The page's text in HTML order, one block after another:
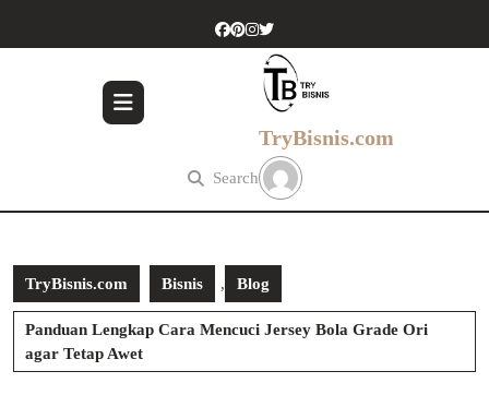
TryBisnis.com
Search
TryBisnis.com Bisnis , Blog
Panduan Lengkap Cara Mencuci Jersey Bola Grade Ori
agar Tetap Awet